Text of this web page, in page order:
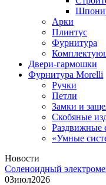
Арки
Плинтус
Фурнитура
Двери-гармошки
Фурнитура Morelli
Ручки
Петли
Замки и
Скобяные
Раздвижные
«Умные
Новости
Соленоидный
03июл2026